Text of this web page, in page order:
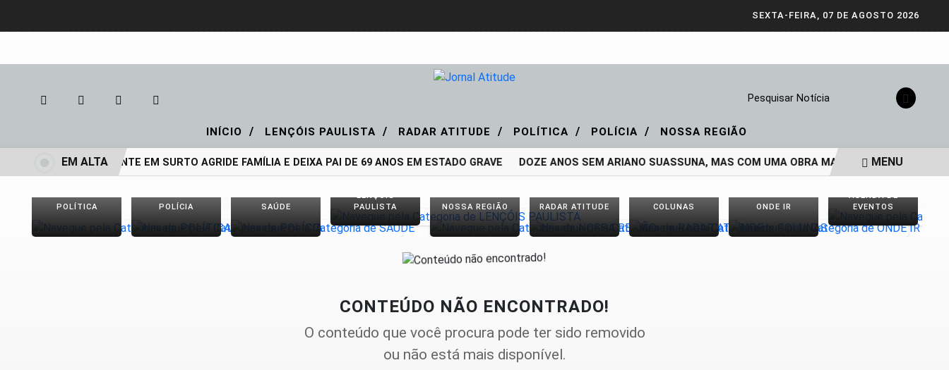
SEXTA-FEIRA, 07 DE AGOSTO 2026
Pesquisar Notícia
INÍCIO / LENÇÓIS PAULISTA / RADAR ATITUDE / POLÍTICA / POLÍCIA / NOSSA REGIÃO
ADOLESCENTE EM SURTO AGRIDE FAMÍLIA E DEIXA PAI DE 69 ANOS EM ESTADO GRAVE DOZE ANOS SEM ARIANO SUASSUNA, MAS COM UMA OBRA MAIS VIVA DO QUE NUNCA
EM ALTA MENU
POLÍTICA POLÍCIA SAÚDE
LENÇÓIS
PAULISTA
NOSSA REGIÃO RADAR ATITUDE COLUNAS ONDE IR
AGENDA DE
EVENTOS
CONTEÚDO NÃO ENCONTRADO!
O conteúdo que você procura pode ter sido removido
ou não está mais disponível.